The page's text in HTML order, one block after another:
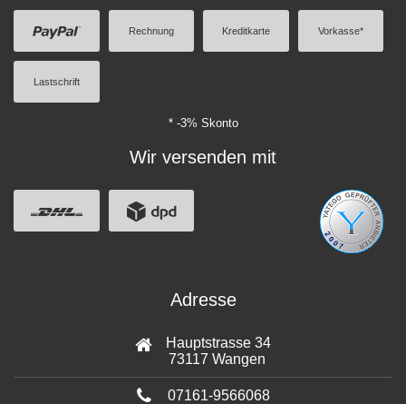
Rechnung Kreditkarte Vorkasse*
Lastschrift
* -3% Skonto
Wir versenden mit
Adresse
Hauptstrasse 34
73117 Wangen
07161-9566068